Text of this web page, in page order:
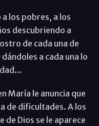
los pobres, a los
descubriendo a
de cada una de
a cada una lo
María le anuncia que
de dificultades. A los
de Dios se le aparece